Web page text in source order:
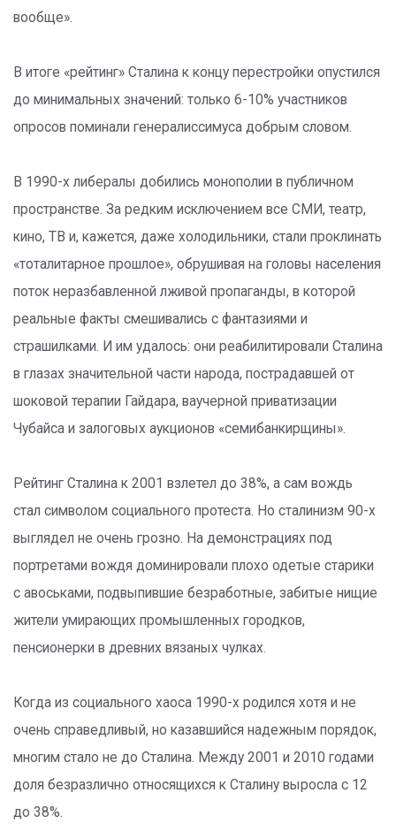
вообще».
В итоге «рейтинг» Сталина к концу перестройки опустился
до минимальных значений: только 6-10% участников
опросов поминали генералиссимуса добрым словом.
В 1990-х либералы добились монополии в публичном
пространстве. За редким исключением все СМИ, театр,
кино, ТВ и, кажется, даже холодильники, стали проклинать
«тоталитарное прошлое», обрушивая на головы населения
поток неразбавленной лживой пропаганды, в которой
реальные факты смешивались с фантазиями и
страшилками. И им удалось: они реабилитировали Сталина
в глазах значительной части народа, пострадавшей от
шоковой терапии Гайдара, ваучерной приватизации
Чубайса и залоговых аукционов «семибанкирщины».
Рейтинг Сталина к 2001 взлетел до 38%, а сам вождь
стал символом социального протеста. Но сталинизм 90-х
выглядел не очень грозно. На демонстрациях под
портретами вождя доминировали плохо одетые старики
с авоськами, подвыпившие безработные, забитые нищие
жители умирающих промышленных городков,
пенсионерки в древних вязаных чулках.
Когда из социального хаоса 1990-х родился хотя и не
очень справедливый, но казавшийся надежным порядок,
многим стало не до Сталина. Между 2001 и 2010 годами
доля безразлично относящихся к Сталину выросла с 12
до 38%.